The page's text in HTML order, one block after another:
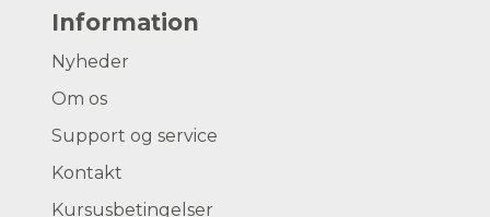
Information
Nyheder
Om os
Support og service
Kontakt
Kursusbetingelser